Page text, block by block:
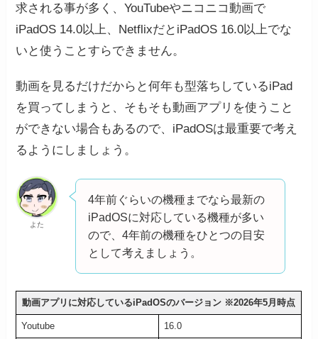
求される事が多く、YouTubeやニコニコ動画で
iPadOS 14.0以上、NetflixだとiPadOS 16.0以上でな
いと使うことすらできません。
動画を見るだけだからと何年も型落ちしているiPad
を買ってしまうと、そもそも動画アプリを使うこと
ができない場合もあるので、iPadOSは最重要で考え
るようにしましょう。
よた
4年前ぐらいの機種までなら最新の
iPadOSに対応している機種が多い
ので、4年前の機種をひとつの目安
として考えましょう。
動画アプリに対応しているiPadOSのバージョン ※2026年5月時点
Youtube 16.0